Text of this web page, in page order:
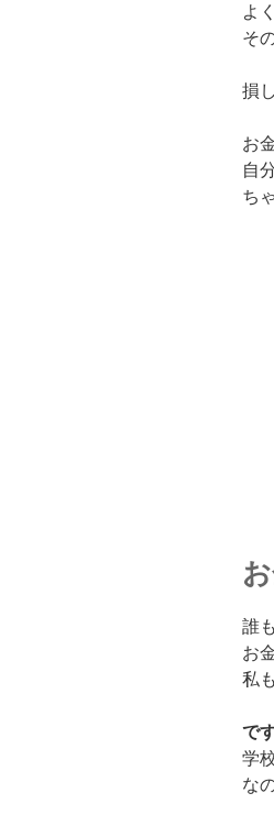
よ
そ
損
お
自
ち
誰
お
私
で
学
な